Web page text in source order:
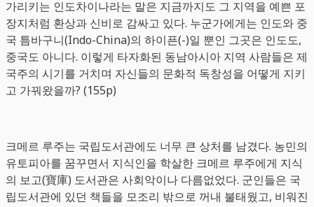
가리키는 인도차이나라는 말은 지금까지도 그 지역을 예쁜 포
장지처럼 환상과 신비로 감싸고 있다. 누군가에게는 인도와 중
국 틈바구니(Indo-China)의 하이픈(-)일 뿐인 그곳은 인도도,
중국도 아니다. 이렇게 타자화된 동남아시아 지역 사람들은 제
국주의 시기를 거치며 자신들의 문화적 독창성을 어떻게 지키
고 가꿔왔을까? (155p)
크메르 루주는 국립도서관에도 너무 큰 상처를 남겼다. 농민의
유토피아를 꿈꾸면서 지식인을 학살한 크메르 루주에게 지식
의 보고(寶庫) 도서관은 사회악이나 다름없었다. 군인들은 국
립도서관에 있던 책들을 모조리 밖으로 꺼내 불태웠고, 비워진